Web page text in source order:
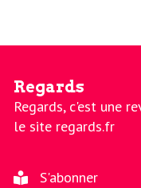
Regards
Regards, c'est une
le site regards.fr
S'abonner